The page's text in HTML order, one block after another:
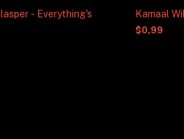
Kamaal
$0,99